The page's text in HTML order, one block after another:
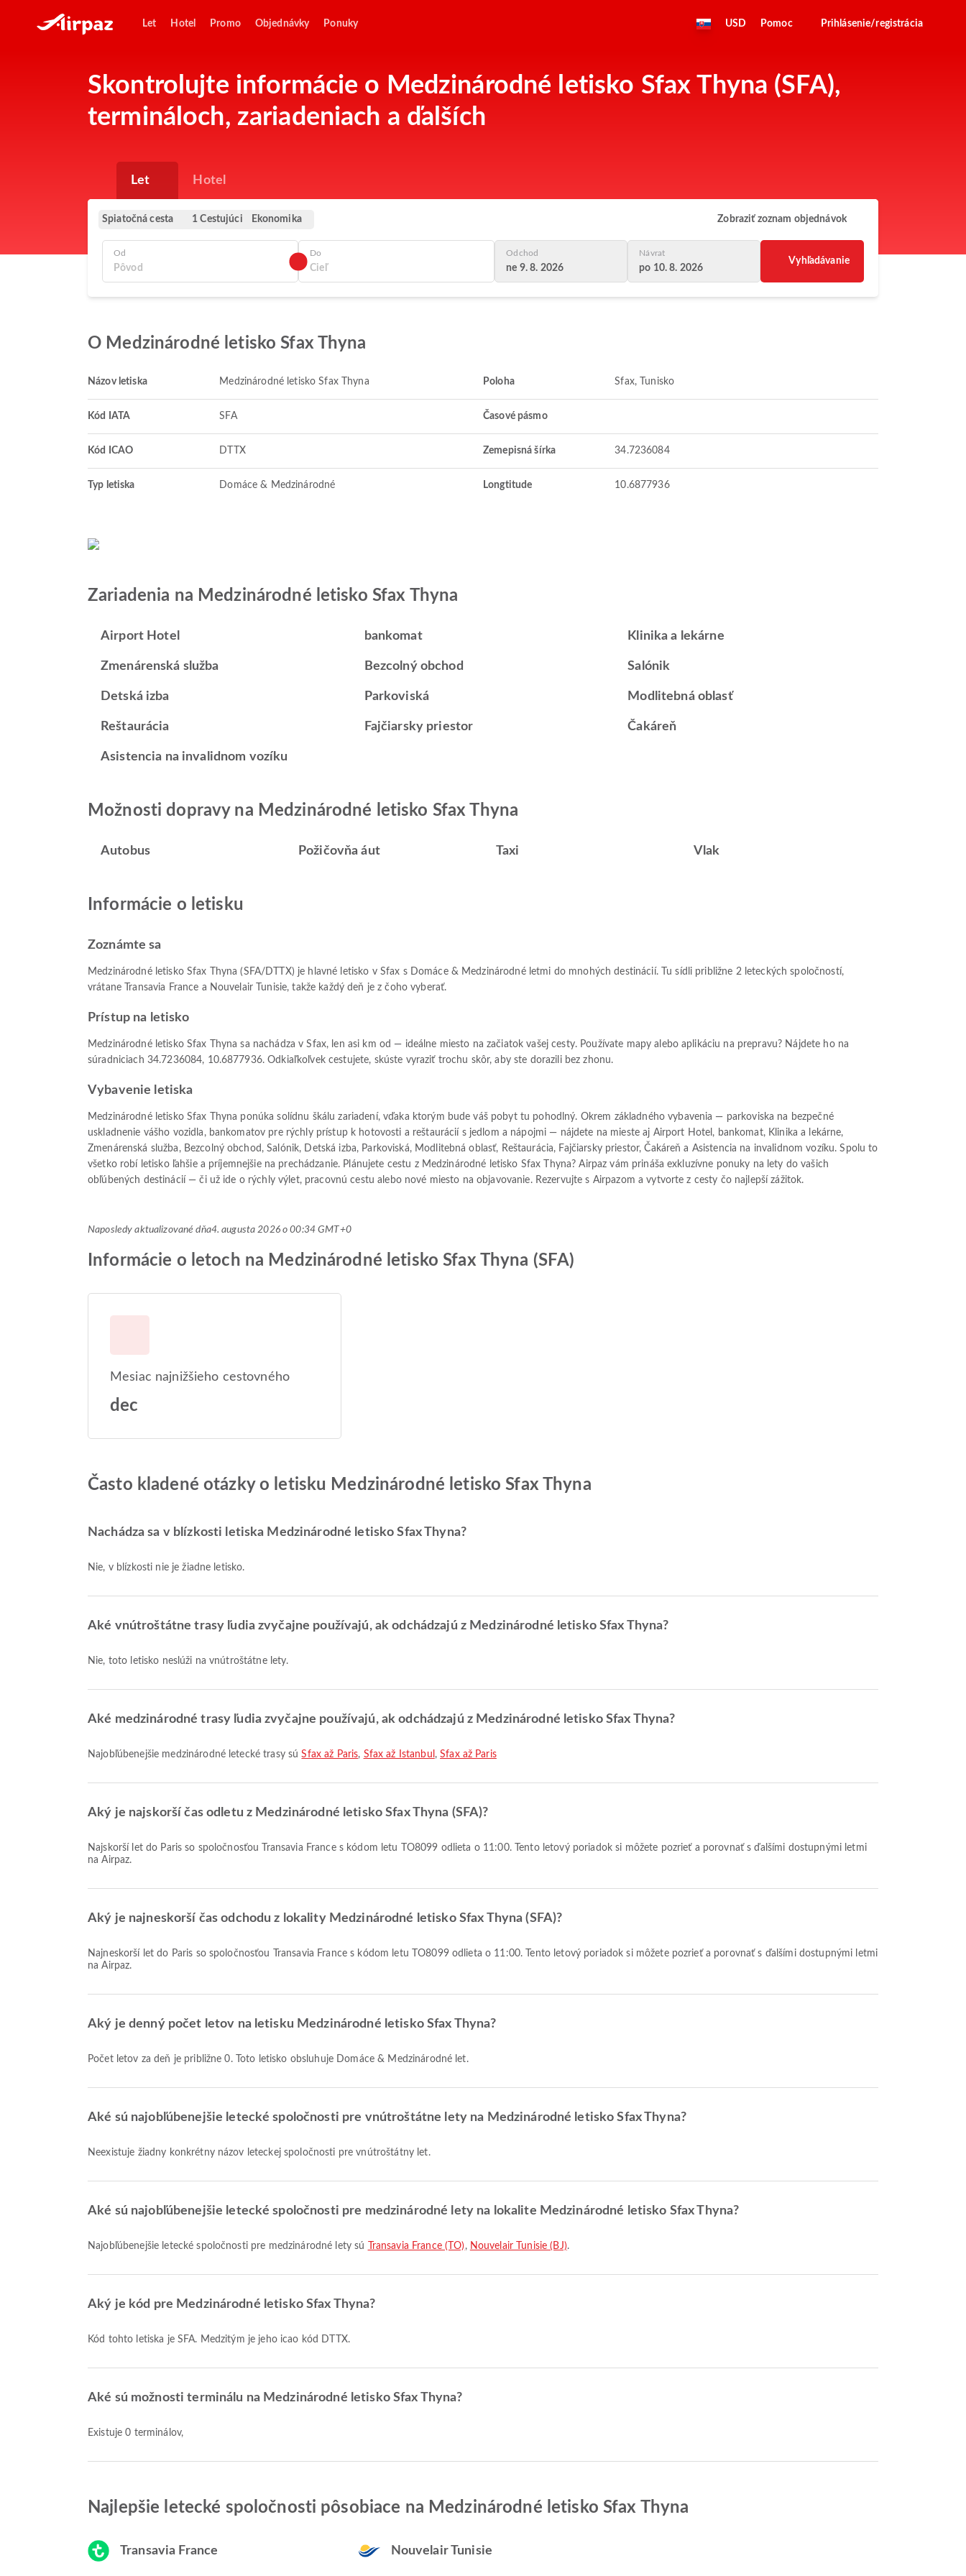
Let Hotel Promo Objednávky Ponuky USD Pomoc Prihlásenie/registrácia
Skontrolujte informácie o Medzinárodné letisko Sfax Thyna (SFA),
termináloch, zariadeniach a ďalších
Let Hotel
Spiatočná cesta 1 Cestujúci Ekonomika Zobraziť zoznam objednávok
Od Do Odchod
ne 9. 8. 2026
Návrat
po 10. 8. 2026
Vyhľadávanie
O Medzinárodné letisko Sfax Thyna
Názov letiska Medzinárodné letisko Sfax Thyna
Kód IATA SFA
Kód ICAO DTTX
Typ letiska Domáce & Medzinárodné
Poloha Sfax, Tunisko
Časové pásmo
Zemepisná šírka 34.7236084
Longtitude 10.6877936
Zariadenia na Medzinárodné letisko Sfax Thyna
Airport Hotel bankomat Klinika a lekárne
Zmenárenská služba Bezcolný obchod Salónik
Detská izba Parkoviská Modlitebná oblasť
Reštaurácia Fajčiarsky priestor Čakáreň
Asistencia na invalidnom vozíku
Možnosti dopravy na Medzinárodné letisko Sfax Thyna
Autobus Požičovňa áut Taxi Vlak
Informácie o letisku
Zoznámte sa
Medzinárodné letisko Sfax Thyna (SFA/DTTX) je hlavné letisko v Sfax s Domáce & Medzinárodné letmi do mnohých destinácií. Tu sídli približne 2 leteckých spoločností,
vrátane Transavia France a Nouvelair Tunisie, takže každý deň je z čoho vyberať.
Prístup na letisko
Medzinárodné letisko Sfax Thyna sa nachádza v Sfax, len asi km od — ideálne miesto na začiatok vašej cesty. Používate mapy alebo aplikáciu na prepravu? Nájdete ho na
súradniciach 34.7236084, 10.6877936. Odkiaľkoľvek cestujete, skúste vyraziť trochu skôr, aby ste dorazili bez zhonu.
Vybavenie letiska
Medzinárodné letisko Sfax Thyna ponúka solídnu škálu zariadení, vďaka ktorým bude váš pobyt tu pohodlný. Okrem základného vybavenia — parkoviska na bezpečné
uskladnenie vášho vozidla, bankomatov pre rýchly prístup k hotovosti a reštaurácií s jedlom a nápojmi — nájdete na mieste aj Airport Hotel, bankomat, Klinika a lekárne,
Zmenárenská služba, Bezcolný obchod, Salónik, Detská izba, Parkoviská, Modlitebná oblasť, Reštaurácia, Fajčiarsky priestor, Čakáreň a Asistencia na invalidnom vozíku. Spolu to
všetko robí letisko ľahšie a príjemnejšie na prechádzanie. Plánujete cestu z Medzinárodné letisko Sfax Thyna? Airpaz vám prináša exkluzívne ponuky na lety do vašich
obľúbených destinácií — či už ide o rýchly výlet, pracovnú cestu alebo nové miesto na objavovanie. Rezervujte s Airpazom a vytvorte z cesty čo najlepší zážitok.
Naposledy aktualizované dňa4. augusta 2026 o 00:34 GMT+0
Informácie o letoch na Medzinárodné letisko Sfax Thyna (SFA)
Mesiac najnižšieho cestovného
dec
Často kladené otázky o letisku Medzinárodné letisko Sfax Thyna
Nachádza sa v blízkosti letiska Medzinárodné letisko Sfax Thyna?
Nie, v blízkosti nie je žiadne letisko.
Aké vnútroštátne trasy ľudia zvyčajne používajú, ak odchádzajú z Medzinárodné letisko Sfax Thyna?
Nie, toto letisko neslúži na vnútroštátne lety.
Aké medzinárodné trasy ľudia zvyčajne používajú, ak odchádzajú z Medzinárodné letisko Sfax Thyna?
Najobľúbenejšie medzinárodné letecké trasy súSfax až Paris, Sfax až Istanbul ,Sfax až Paris
Aký je najskorší čas odletu z Medzinárodné letisko Sfax Thyna (SFA)?
Najskorší let do Paris so spoločnosťou Transavia France s kódom letu TO8099 odlieta o 11:00. Tento letový poriadok si môžete pozrieť a porovnať s ďalšími dostupnými letmi
na Airpaz.
Aký je najneskorší čas odchodu z lokality Medzinárodné letisko Sfax Thyna (SFA)?
Najneskorší let do Paris so spoločnosťou Transavia France s kódom letu TO8099 odlieta o 11:00. Tento letový poriadok si môžete pozrieť a porovnať s ďalšími dostupnými letmi
na Airpaz.
Aký je denný počet letov na letisku Medzinárodné letisko Sfax Thyna?
Počet letov za deň je približne 0. Toto letisko obsluhuje Domáce & Medzinárodné let.
Aké sú najobľúbenejšie letecké spoločnosti pre vnútroštátne lety na Medzinárodné letisko Sfax Thyna?
Neexistuje žiadny konkrétny názov leteckej spoločnosti pre vnútroštátny let.
Aké sú najobľúbenejšie letecké spoločnosti pre medzinárodné lety na lokalite Medzinárodné letisko Sfax Thyna?
Najobľúbenejšie letecké spoločnosti pre medzinárodné lety sú Transavia France (TO) , Nouvelair Tunisie (BJ).
Aký je kód pre Medzinárodné letisko Sfax Thyna?
Kód tohto letiska je SFA. Medzitým je jeho icao kód DTTX.
Aké sú možnosti terminálu na Medzinárodné letisko Sfax Thyna?
Existuje 0 terminálov,
Najlepšie letecké spoločnosti pôsobiace na Medzinárodné letisko Sfax Thyna
Transavia France Nouvelair Tunisie